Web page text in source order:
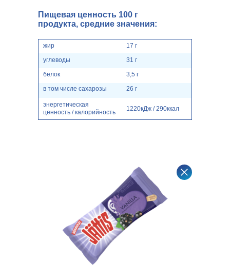
Пищевая ценность 100 г
продукта, средние значения:
жир
углеводы
белок
в том числе сахарозы
17 г
31 г
3,5 г
26 г
энергетическая
ценность / калорийность
1220кДж / 290ккал